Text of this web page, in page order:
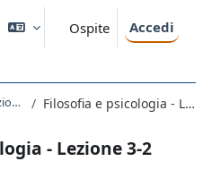
Ospite Accedi
Lezioni 1-5 Filosofia e psicologia - Lezione 3-2
- Lezione 3-2